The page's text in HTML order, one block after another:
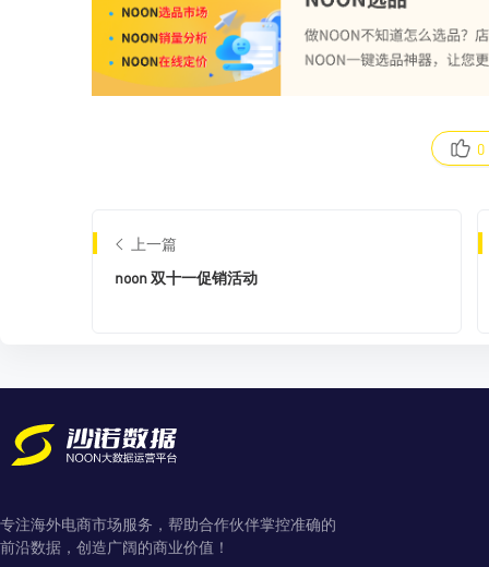
0
上一篇
noon 双十一促销活动
专注海外电商市场服务，帮助合作伙伴掌控准确的
前沿数据，创造广阔的商业价值！